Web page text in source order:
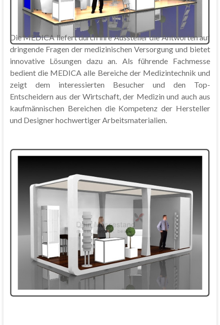
Die MEDICA liefert durch ihre Aussteller die Antworten auf
dringende Fragen der medizinischen Versorgung und bietet
innovative Lösungen dazu an. Als führende Fachmesse
bedient die MEDICA alle Bereiche der Medizintechnik und
zeigt dem interessierten Besucher und den Top-
Entscheidern aus der Wirtschaft, der Medizin und auch aus
kaufmännischen Bereichen die Kompetenz der Hersteller
und Designer hochwertiger Arbeitsmaterialien.